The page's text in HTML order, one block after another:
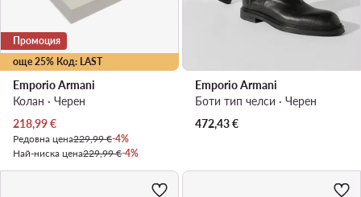
още 25% Код: LAST
Промоция
Emporio Armani
Колан · Черен
Актуална цена
218,99€
Редовна цена229,99 €-4%
Най-ниска цена229,99 €-4%
Emporio Armani
Боти тип челси · Черен
472,43€